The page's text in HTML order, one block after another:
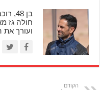
חולה גז
ועורך
הקודם